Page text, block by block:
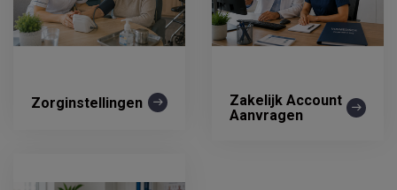
Zorginstellingen
Zakelijk Account
Aanvragen